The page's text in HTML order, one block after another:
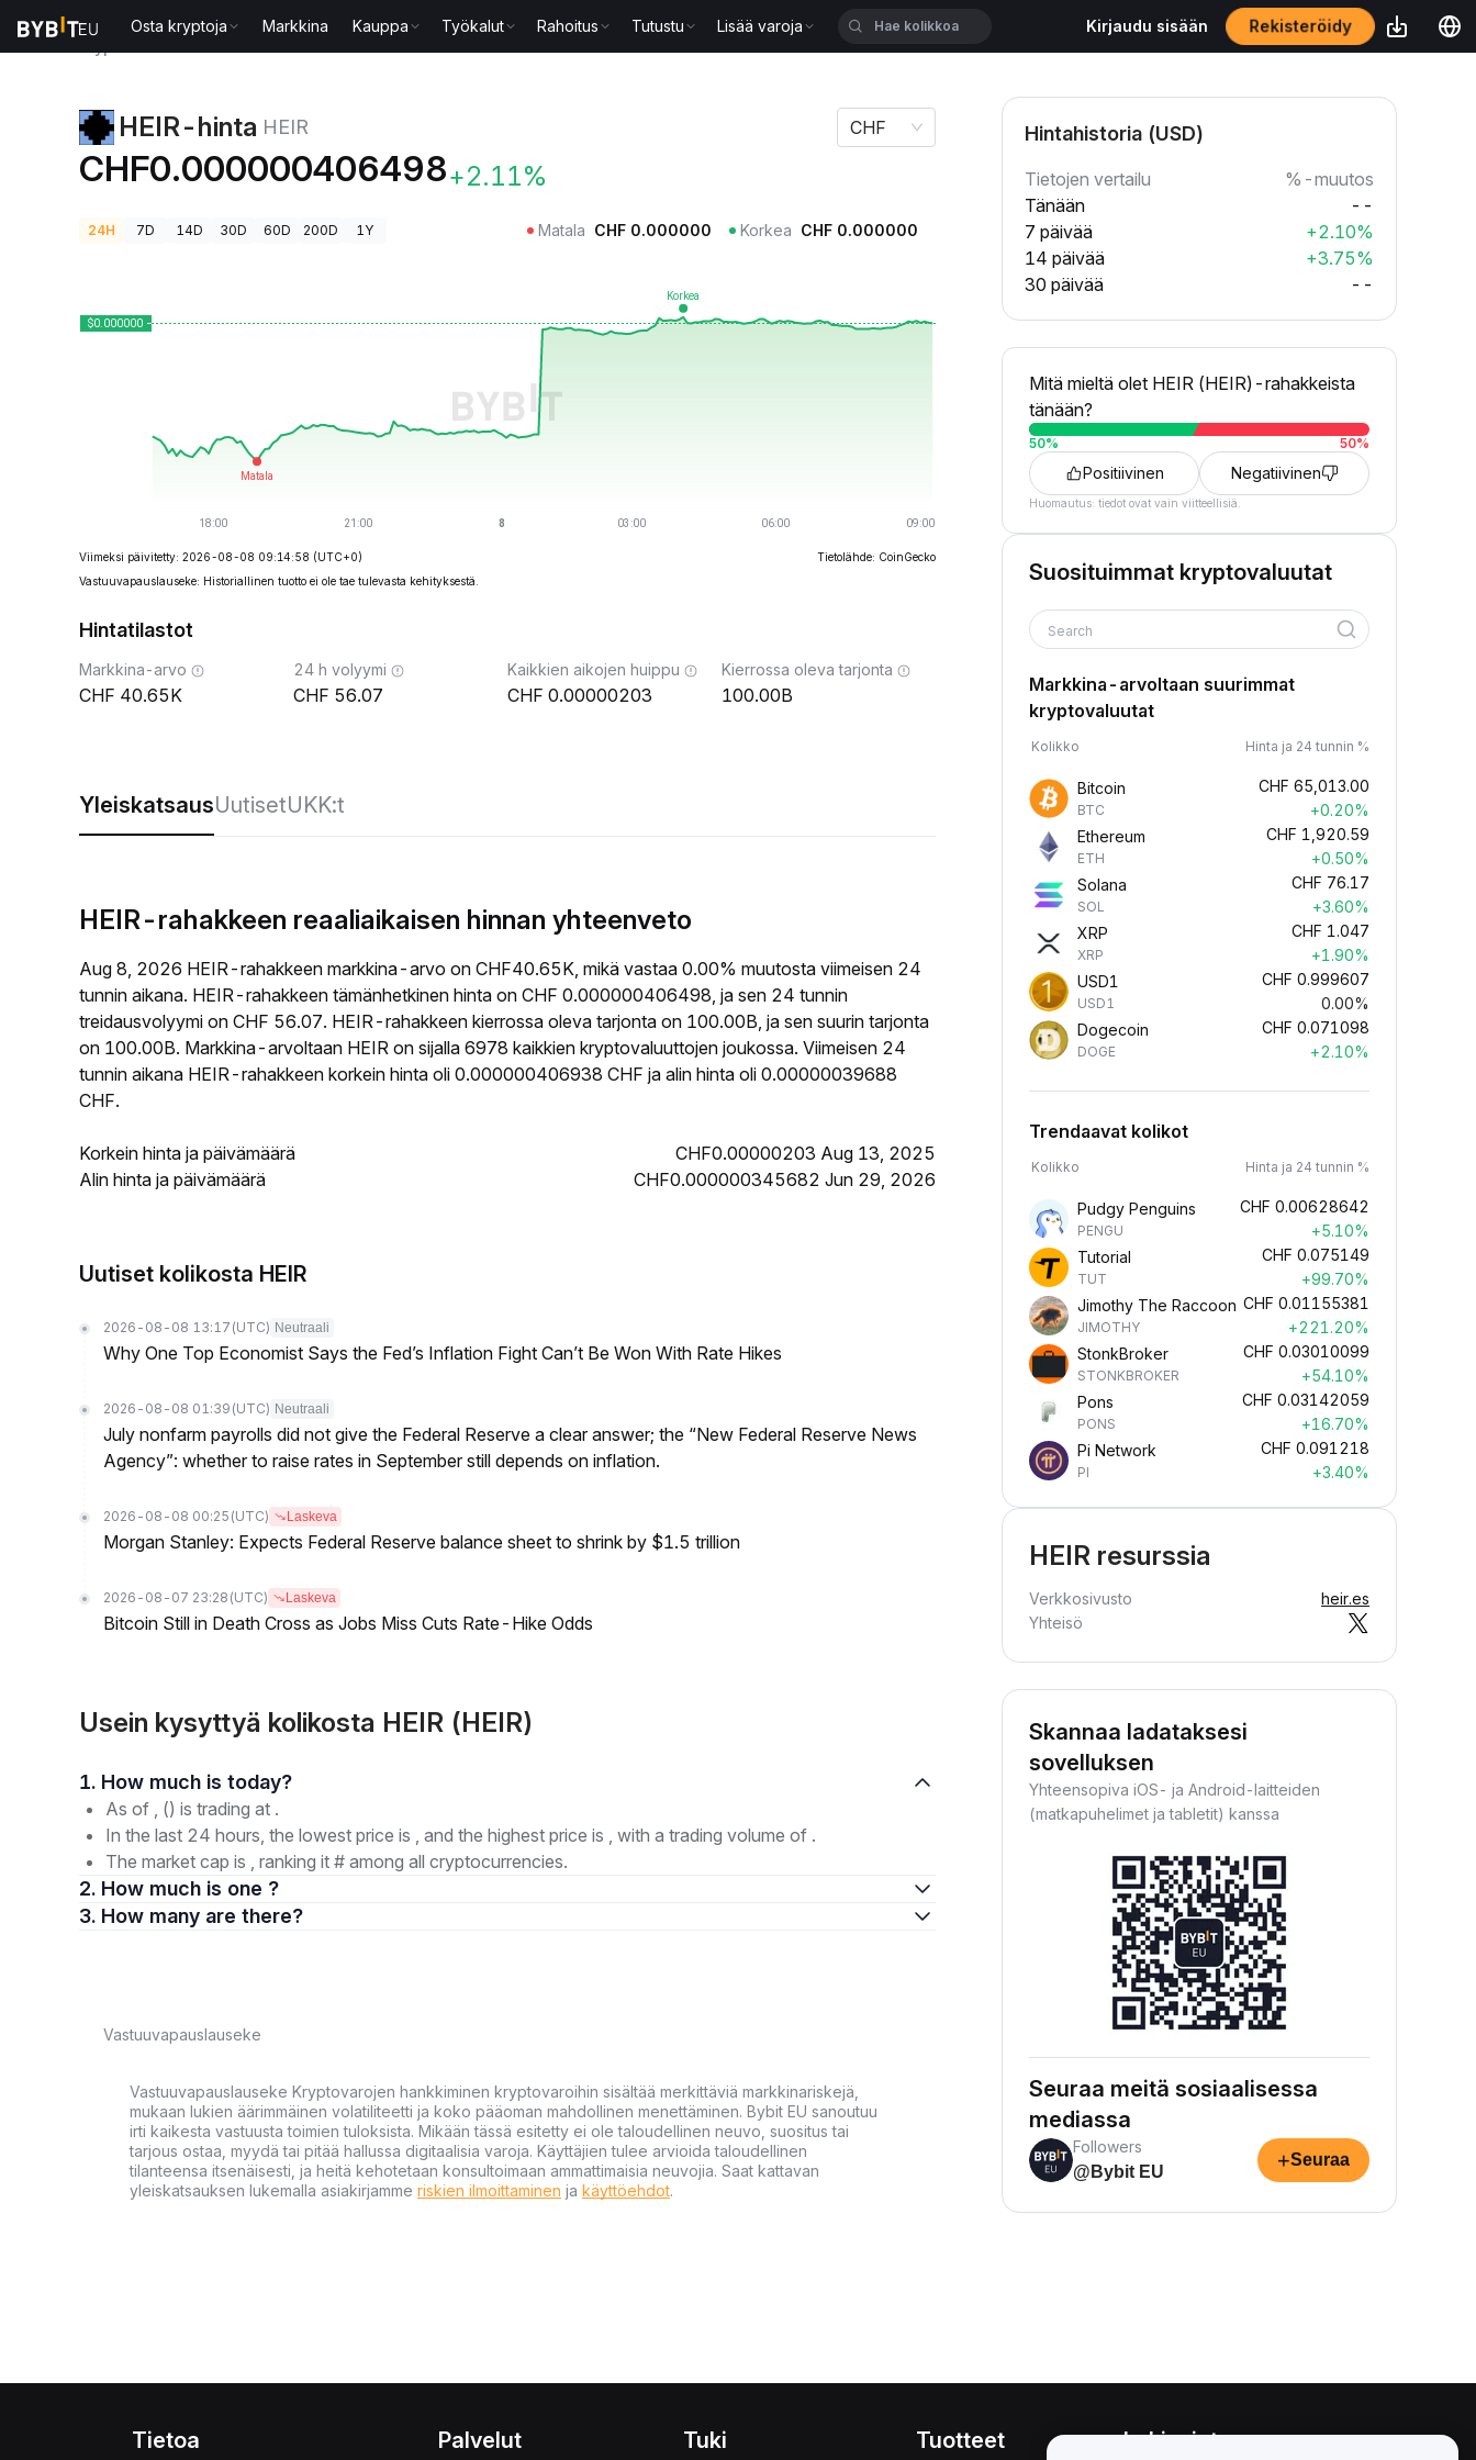
Osta kryptoja Markkina Kauppa Työkalut Rahoitus Tutustu Lisää varoja Kirjaudu sisään Rekisteröidy
HEIR-hinta HEIR
CHF0.000000406498+2.11%
CHF
24H 7D 14D 30D 60D 200D 1Y Matala CHF 0.000000 Korkea CHF 0.000000
Viimeksi päivitetty: 2026-08-08 09:14:58 (UTC+0)
Tietolähde: CoinGecko
Vastuuvapauslauseke: Historiallinen tuotto ei ole tae tulevasta kehityksestä.
Hintatilastot
Markkina-arvo
40.65K
24 h volyymi
56.07
Kaikkien aikojen huippu
0.00000203
Kierrossa oleva tarjonta
100.00B
YleiskatsausUutisetUKK:t
HEIR-rahakkeen reaaliaikaisen hinnan yhteenveto
Aug 8, 2026 HEIR-rahakkeen markkina-arvo on CHF40.65K, mikä vastaa 0.00% muutosta viimeisen 24
tunnin aikana. HEIR-rahakkeen tämänhetkinen hinta on CHF 0.000000406498, ja sen 24 tunnin
treidausvolyymi on CHF 56.07. HEIR-rahakkeen kierrossa oleva tarjonta on 100.00B, ja sen suurin tarjonta
on 100.00B. Markkina-arvoltaan HEIR on sijalla 6978 kaikkien kryptovaluuttojen joukossa. Viimeisen 24
tunnin aikana HEIR-rahakkeen korkein hinta oli 0.000000406938 CHF ja alin hinta oli 0.00000039688
CHF.
Korkein hinta ja päivämäärä
CHF0.00000203 Aug 13, 2025
Alin hinta ja päivämäärä
CHF0.000000345682 Jun 29, 2026
Uutiset kolikosta HEIR
2026-08-08 13:17 (UTC) Neutraali
Why One Top Economist Says the Fed’s Inflation Fight Can’t Be Won With Rate Hikes
2026-08-08 01:39 (UTC) Neutraali
July nonfarm payrolls did not give the Federal Reserve a clear answer; the “New Federal Reserve News
Agency”: whether to raise rates in September still depends on inflation.
2026-08-08 00:25 (UTC) Laskeva
Morgan Stanley: Expects Federal Reserve balance sheet to shrink by $1.5 trillion
2026-08-07 23:28 (UTC) Laskeva
Bitcoin Still in Death Cross as Jobs Miss Cuts Rate-Hike Odds
Usein kysyttyä kolikosta HEIR (HEIR)
1. How much is today?
As of , () is trading at .
In the last 24 hours, the lowest price is , and the highest price is , with a trading volume of .
The market cap is , ranking it # among all cryptocurrencies.
2. How much is one ?
3. How many are there?
Vastuuvapauslauseke
Vastuuvapauslauseke Kryptovarojen hankkiminen kryptovaroihin sisältää merkittäviä markkinariskejä,
mukaan lukien äärimmäinen volatiliteetti ja koko pääoman mahdollinen menettäminen. Bybit EU sanoutuu
irti kaikesta vastuusta toimien tuloksista. Mikään tässä esitetty ei ole taloudellinen neuvo, suositus tai
tarjous ostaa, myydä tai pitää hallussa digitaalisia varoja. Käyttäjien tulee arvioida taloudellinen
tilanteensa itsenäisesti, ja heitä kehotetaan konsultoimaan ammattimaisia neuvojia. Saat kattavan
yleiskatsauksen lukemalla asiakirjamme riskien ilmoittaminen ja käyttöehdot.
Hintahistoria (USD)
Tietojen vertailu
%-muutos
Tänään
--
7 päivää
+2.10%
14 päivää
+3.75%
30 päivää
--
Mitä mieltä olet HEIR (HEIR)-rahakkeista
tänään?
50% 50%
Positiivinen Negatiivinen
Huomautus: tiedot ovat vain viitteellisiä.
Suosituimmat kryptovaluutat
Search
Markkina-arvoltaan suurimmat
kryptovaluutat
Kolikko Hinta ja 24 tunnin %
Bitcoin
BTC
CHF 65,013.00
+0.20%
Ethereum
ETH
CHF 1,920.59
+0.50%
Solana
SOL
CHF 76.17
+3.60%
XRP
XRP
CHF 1.047
+1.90%
USD1
USD1
CHF 0.999607
0.00%
Dogecoin
DOGE
CHF 0.071098
+2.10%
Trendaavat kolikot
Kolikko Hinta ja 24 tunnin %
Pudgy Penguins
PENGU
CHF 0.00628642
+5.10%
Tutorial
TUT
CHF 0.075149
+99.70%
Jimothy The Raccoon
JIMOTHY
CHF 0.01155381
+221.20%
StonkBroker
STONKBROKER
CHF 0.03010099
+54.10%
Pons
PONS
CHF 0.03142059
+16.70%
Pi Network
PI
CHF 0.091218
+3.40%
HEIR resurssia
Verkkosivusto
heir.es
Yhteisö
Skannaa ladataksesi
sovelluksen
Yhteensopiva iOS- ja Android-laitteiden
(matkapuhelimet ja tabletit) kanssa
Seuraa meitä sosiaalisessa
mediassa
Followers
@Bybit EU
+Seuraa
Tietoa Palvelut Tuki Tuotteet Lakiasiat